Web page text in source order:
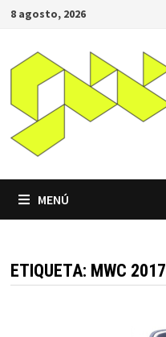
Saltar
contenido
8 agosto, 2026
MENÚ
ETIQUETA: MWC 2017